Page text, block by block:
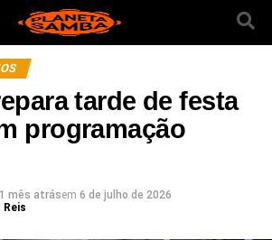
tarde de festa
programação
1 mês atrásem 6 de julho de 2026
Reis